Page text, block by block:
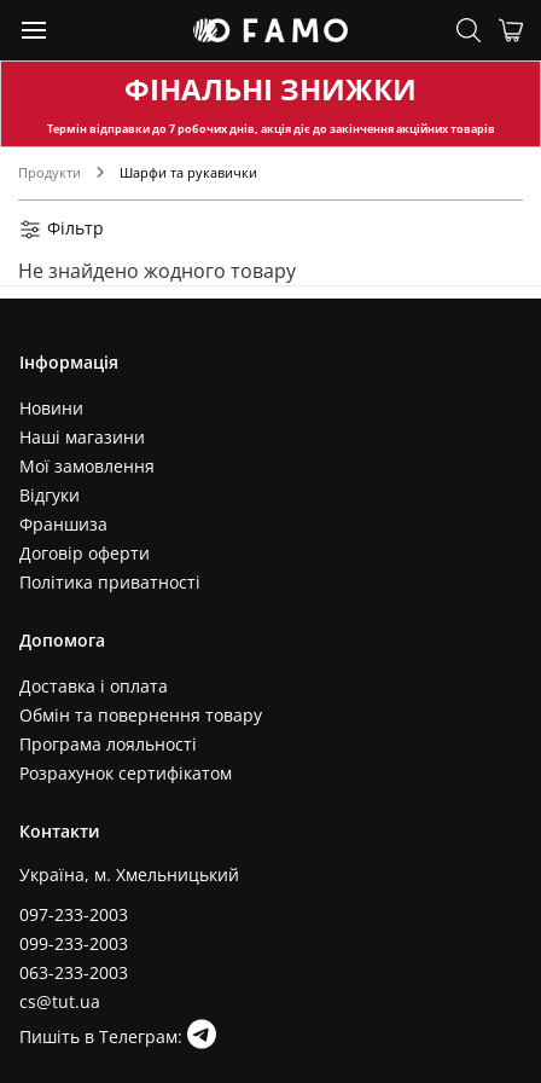
ФІНАЛЬНІ ЗНИЖКИ
Термін відправкидо 7 робочих днів, акція діє до закінчення акційних товарів
Продукти Шарфи та рукавички
Фільтр
Не знайдено жодного товару
Інформація
Новини
Наші магазини
Мої замовлення
Відгуки
Франшиза
Договір оферти
Політика приватності
Допомога
Доставка і оплата
Обмін та повернення товару
Програма лояльності
Розрахунок сертифікатом
Контакти
Україна, м. Хмельницький
097-233-2003
099-233-2003
063-233-2003
cs@tut.ua
Пишіть в Телеграм: